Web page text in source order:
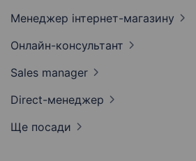
Менеджер інтернет-магазину
Онлайн-консультант
Sales manager
Direct-менеджер
Ще посади